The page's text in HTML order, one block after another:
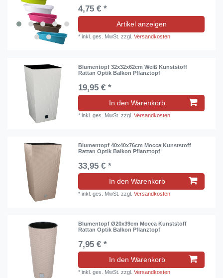
4,75 € *
Artikel anzeigen
*inkl. ges. MwSt. zzgl.Versandkosten
Blumentopf 32x32x62cm Weiß Kunststoff
Rattan Optik Balkon Pflanztopf
19,95 € *
In den Warenkorb
*inkl. ges. MwSt. zzgl.Versandkosten
Blumentopf 40x40x76cm Mocca Kunststoff
Rattan Optik Balkon Pflanztopf
33,95 € *
In den Warenkorb
*inkl. ges. MwSt. zzgl.Versandkosten
Blumentopf Ø20x39cm Mocca Kunststoff
Rattan Optik Balkon Pflanztopf
7,95 € *
In den Warenkorb
*inkl. ges. MwSt. zzgl.Versandkosten